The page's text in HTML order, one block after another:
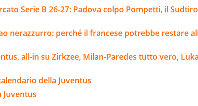
Serie B 26-27: Padova colpo Pompetti, il
nerazzurro: perché il francese potrebbe restare
all-in su Zirkzee, Milan-Paredes tutto vero,
della Juventus
Juventus